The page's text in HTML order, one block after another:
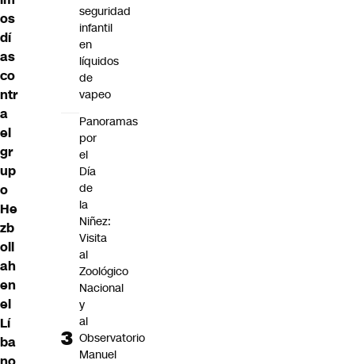
os
dí
as
co
ntr
a
el
gr
up
o
He
zb
oll
ah
en
el
Lí
ba
seguridad
infantil
en
líquidos
de
vapeo
Panoramas
por
el
Día
de
la
Niñez:
Visita
al
Zoológico
Nacional
y
al
Observatorio
Manuel